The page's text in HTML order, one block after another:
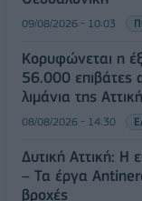
09/08/2026 - 10:03
Κορυφώνεται η
56.000
λιμάνια της
08/08/2026 - 14:30
Δυτική Αττική: Η
– Τα έργα
βροχές